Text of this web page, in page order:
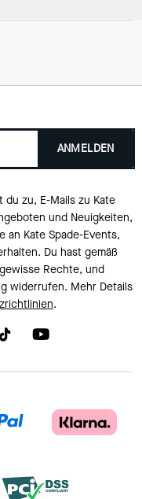
ANMELDEN
zu, E-Mails zu Kate
und Neuigkeiten,
an Kate Spade-Events,
Du hast gemäß
Rechte, und
widerrufen. Mehr Details
.